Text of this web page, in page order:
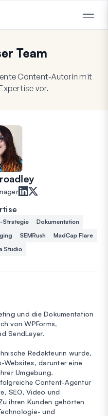
Team
Content-Autorin mit
vor.
Strategie
Dokumentation
SEMRush
MadCap Flare
Studio
und die Dokumentation
von WPForms,
SendLayer.
Redakteurin wurde,
Websites, darunter eine
Umgebung.
Content-Agentur
SEO, Video und
ihren Kunden gehörten
und